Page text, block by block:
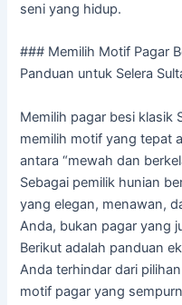
seni yang hidup.
### Memilih Motif Pagar
Panduan untuk Selera
Memilih pagar besi klasik
memilih motif yang tepat
antara “mewah dan
Sebagai pemilik hunian
yang elegan, menawan,
Anda, bukan pagar yang
Berikut adalah panduan
Anda terhindar dari
motif pagar yang